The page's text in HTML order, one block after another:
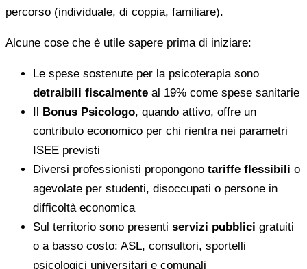
percorso (individuale, di coppia, familiare).
Alcune cose che è utile sapere prima di iniziare:
Le spese sostenute per la psicoterapia sono
detraibili fiscalmente al 19% come spese sanitarie
Il Bonus Psicologo, quando attivo, offre un
contributo economico per chi rientra nei parametri
ISEE previsti
Diversi professionisti propongono tariffe flessibili o
agevolate per studenti, disoccupati o persone in
difficoltà economica
Sul territorio sono presenti servizi pubblici gratuiti
o a basso costo: ASL, consultori, sportelli
psicologici universitari e comunali